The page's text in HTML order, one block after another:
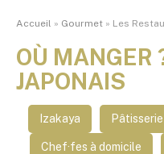
Accueil » Gourmet » Les
OÙ MANGER
JAPONAIS
Izakaya
Chef·fes à domicile